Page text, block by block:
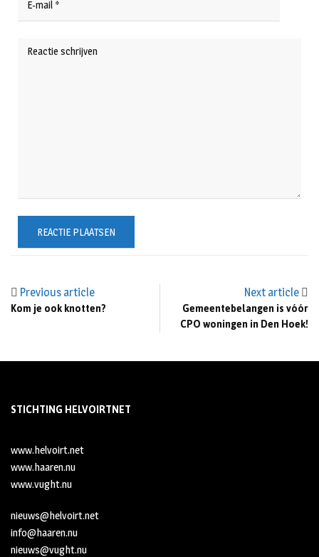
Previous article
Kom je ook knotten?
Next article
Gemeentebelangen is vóór
CPO woningen in Den Hoek!
STICHTING HELVOIRTNET
www.helvoirt.net
www.haaren.nu
www.vught.nu
nieuws@helvoirt.net
info@haaren.nu
nieuws@vught.nu